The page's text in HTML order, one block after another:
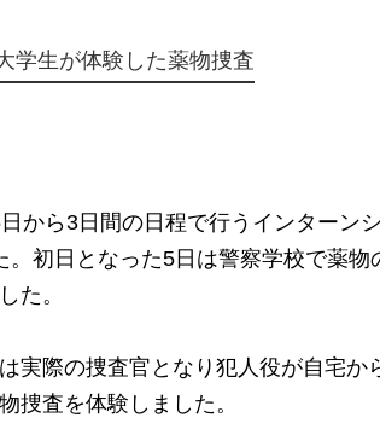
学生が体験した薬物捜査
から3日間の日程で行うインターン
。初日となった5日は警察学校で薬
た。
実際の捜査官となり犯人役が自宅か
捜査を体験しました。